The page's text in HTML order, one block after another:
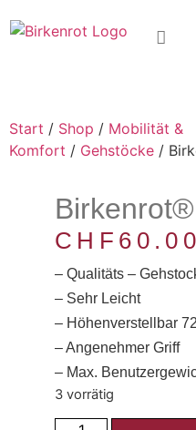
Start / Shop / Mobilität &
Komfort / Gehstöcke /
CHF 60.00
– Qualitäts –
– Sehr Leicht
– Höhenverstellbar
– Angenehmer Griff
– Max.
3 vorrätig